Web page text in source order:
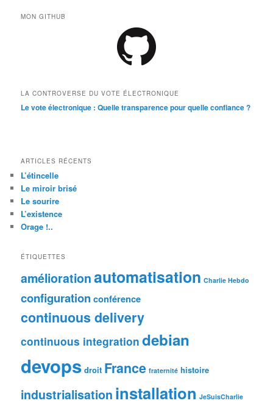
MON GITHUB
LA CONTROVERSE DU VOTE ÉLECTRONIQUE
Le vote électronique : Quelle transparence pour quelle confiance ?
ARTICLES RÉCENTS
L’étincelle
Le miroir brisé
Le sourire
L’existence
Orage !..
ÉTIQUETTES
améliorationautomatisation Charlie Hebdo
configuration conférence
continuous delivery
continuous integration debian
devops droit France fraternité histoire
industrialisation installation JeSuisCharlie